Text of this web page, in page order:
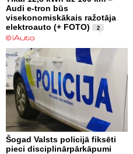
Audi e-tron būs
visekonomiskākais ražotāja
elektroauto (+ FOTO)
2
Šogad Valsts policijā fiksēti
pieci disciplinārpārkāpumi